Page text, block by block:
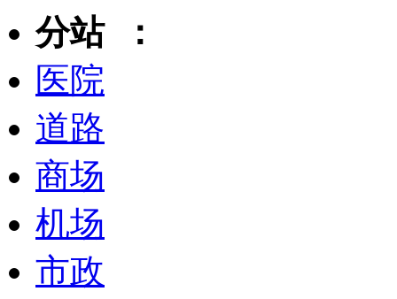
分站 ：
医院
道路
商场
机场
市政